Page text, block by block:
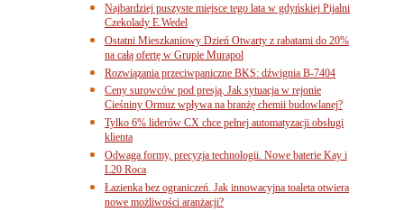
Najbardziej puszyste miejsce tego lata w gdyńskiej Pijalni
Czekolady E.Wedel
Ostatni Mieszkaniowy Dzień Otwarty z rabatami do 20%
na całą ofertę w Grupie Murapol
Rozwiązania przeciwpaniczne BKS: dźwignia B-7404
Ceny surowców pod presją. Jak sytuacja w rejonie
Cieśniny Ormuz wpływa na branżę chemii budowlanej?
Tylko 6% liderów CX chce pełnej automatyzacji obsługi
klienta
Odwaga formy, precyzja technologii. Nowe baterie Kay i
L20 Roca
Łazienka bez ograniczeń. Jak innowacyjna toaleta otwiera
nowe możliwości aranżacji?